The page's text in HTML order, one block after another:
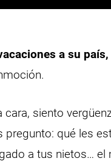
a su
siento
qué les
a tus nietos… el